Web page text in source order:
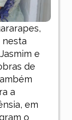
nesta
e
de
a
em
o